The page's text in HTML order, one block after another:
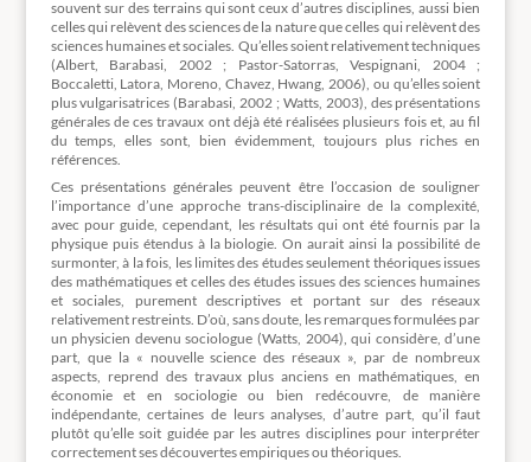
souvent sur des terrains qui sont ceux d’autres disciplines, aussi bien
celles qui relèvent des sciences de la nature que celles qui relèvent des
sciences humaines et sociales. Qu’elles soient relativement techniques
(Albert, Barabasi, 2002 ; Pastor-Satorras, Vespignani, 2004 ;
Boccaletti, Latora, Moreno, Chavez, Hwang, 2006), ou qu’elles soient
plus vulgarisatrices (Barabasi, 2002 ; Watts, 2003), des présentations
générales de ces travaux ont déjà été réalisées plusieurs fois et, au fil
du temps, elles sont, bien évidemment, toujours plus riches en
références.
Ces présentations générales peuvent être l’occasion de souligner
l’importance d’une approche trans-disciplinaire de la complexité,
avec pour guide, cependant, les résultats qui ont été fournis par la
physique puis étendus à la biologie. On aurait ainsi la possibilité de
surmonter, à la fois, les limites des études seulement théoriques issues
des mathématiques et celles des études issues des sciences humaines
et sociales, purement descriptives et portant sur des réseaux
relativement restreints. D’où, sans doute, les remarques formulées par
un physicien devenu sociologue (Watts, 2004), qui considère, d’une
part, que la « nouvelle science des réseaux », par de nombreux
aspects, reprend des travaux plus anciens en mathématiques, en
économie et en sociologie ou bien redécouvre, de manière
indépendante, certaines de leurs analyses, d’autre part, qu’il faut
plutôt qu’elle soit guidée par les autres disciplines pour interpréter
correctement ses découvertes empiriques ou théoriques.